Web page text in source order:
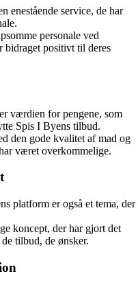
enestående service, de har
personale ved
bidraget positivt til deres
værdien for pengene, som
Spis I Byens tilbud.
den gode kvalitet af mad og
været overkommelige.
platform er også et tema, der
koncept, der har gjort det
tilbud, de ønsker.